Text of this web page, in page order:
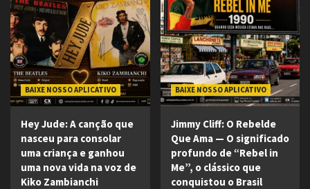
BAIXE NOSSO APLICATIVO
Hey Jude: A canção que
nasceu para consolar
uma criança e ganhou
uma nova vida na voz de
Kiko Zambianchi
BAIXE NOSSO APLICATIVO
Jimmy Cliff: O Rebelde
Que Ama — O significado
profundo de “Rebel in
Me”, o clássico que
conquistou o Brasil